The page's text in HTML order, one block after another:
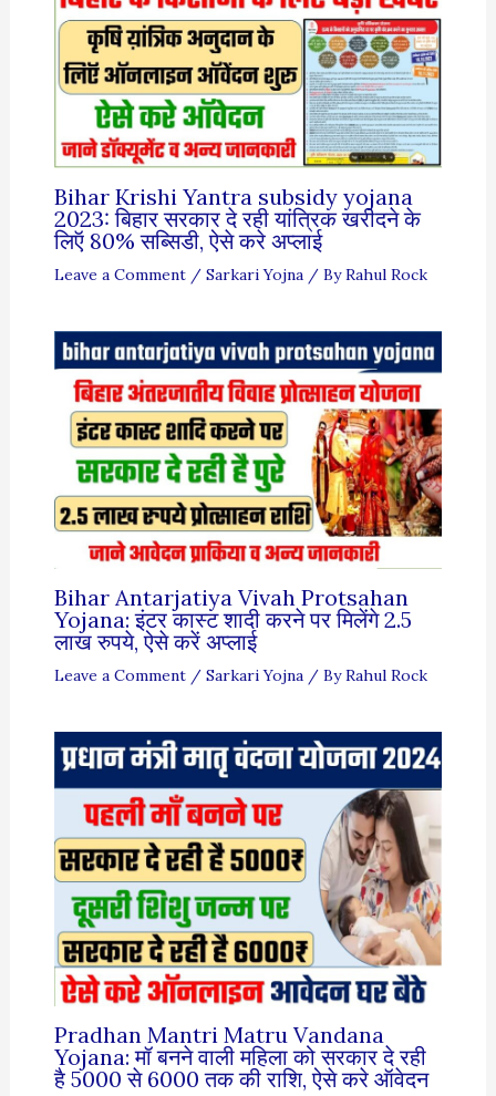
Bihar Krishi Yantra subsidy yojana
2023: बिहार सरकार दे रही यांत्रिक खरीदने के
लिऍ 80% सब्सिडी, ऐसे करे अप्लाई
Leave a Comment / Sarkari Yojna/ ByRahul Rock
Bihar Antarjatiya Vivah Protsahan
Yojana: इंटर कास्ट शादी करने पर मिलेंगे 2.5
लाख रुपये, ऐसे करें अप्लाई
Leave a Comment / Sarkari Yojna/ ByRahul Rock
Pradhan Mantri Matru Vandana
Yojana: मॉ बनने वाली महिला को सरकार दे रही
है 5000 से 6000 तक की राशि, ऐसे करे ऑवेदन